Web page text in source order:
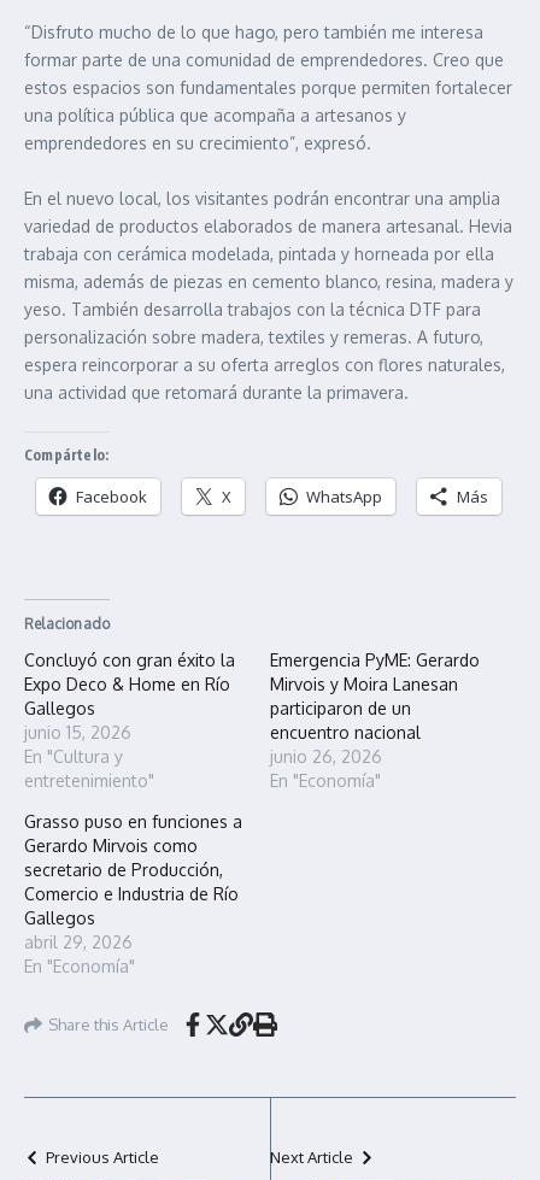
“Disfruto mucho de lo que hago, pero también me interesa
formar parte de una comunidad de emprendedores. Creo que
estos espacios son fundamentales porque permiten fortalecer
una política pública que acompaña a artesanos y
emprendedores en su crecimiento”, expresó.
En el nuevo local, los visitantes podrán encontrar una amplia
variedad de productos elaborados de manera artesanal. Hevia
trabaja con cerámica modelada, pintada y horneada por ella
misma, además de piezas en cemento blanco, resina, madera y
yeso. También desarrolla trabajos con la técnica DTF para
personalización sobre madera, textiles y remeras. A futuro,
espera reincorporar a su oferta arreglos con flores naturales,
una actividad que retomará durante la primavera.
Compártelo:
Facebook X WhatsApp Más
Relacionado
Concluyó con gran éxito la
Expo Deco & Home en Río
Gallegos
junio 15, 2026
En "Cultura y
entretenimiento"
Emergencia PyME: Gerardo
Mirvois y Moira Lanesan
participaron de un
encuentro nacional
junio 26, 2026
En "Economía"
Grasso puso en funciones a
Gerardo Mirvois como
secretario de Producción,
Comercio e Industria de Río
Gallegos
abril 29, 2026
En "Economía"
Share this Article
Previous Article Next Article